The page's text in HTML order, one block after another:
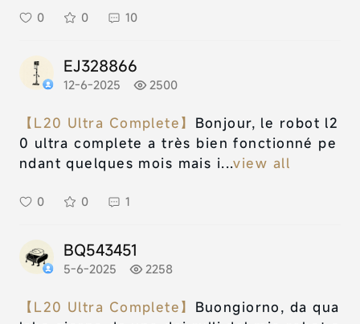
0 0 10
EJ328866
12-6-2025 2500
【L20 Ultra Complete】 Bonjour, le robot l2
0 ultra complete a très bien fonctionné pe
ndant quelques mois mais i...view all
0 0 1
BQ543451
5-6-2025 2258
【L20 Ultra Complete】 Buongiorno, da qua